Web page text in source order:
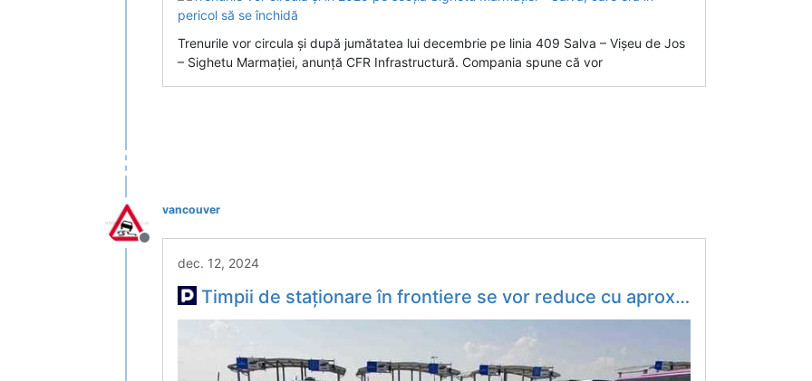
Trenurile vor circula și după jumătatea lui decembrie pe linia 409 Salva – Vișeu de Jos
– Sighetu Marmației, anunță CFR Infrastructură. Compania spune că vor
Deconectat
vancouver
dec. 12, 2024
Timpii de staționare în frontiere se vor reduce cu aproximativ 30 de minute pentru fiecare tren, după aderarea la Schengen, spune Sorin Grindeanu